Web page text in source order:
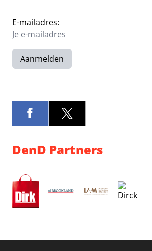
E-mailadres:
Aanmelden
DenD Partners